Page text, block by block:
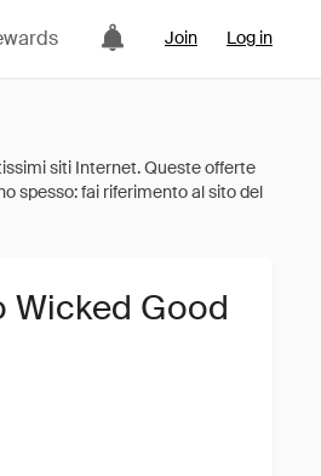
Join Log in
Good